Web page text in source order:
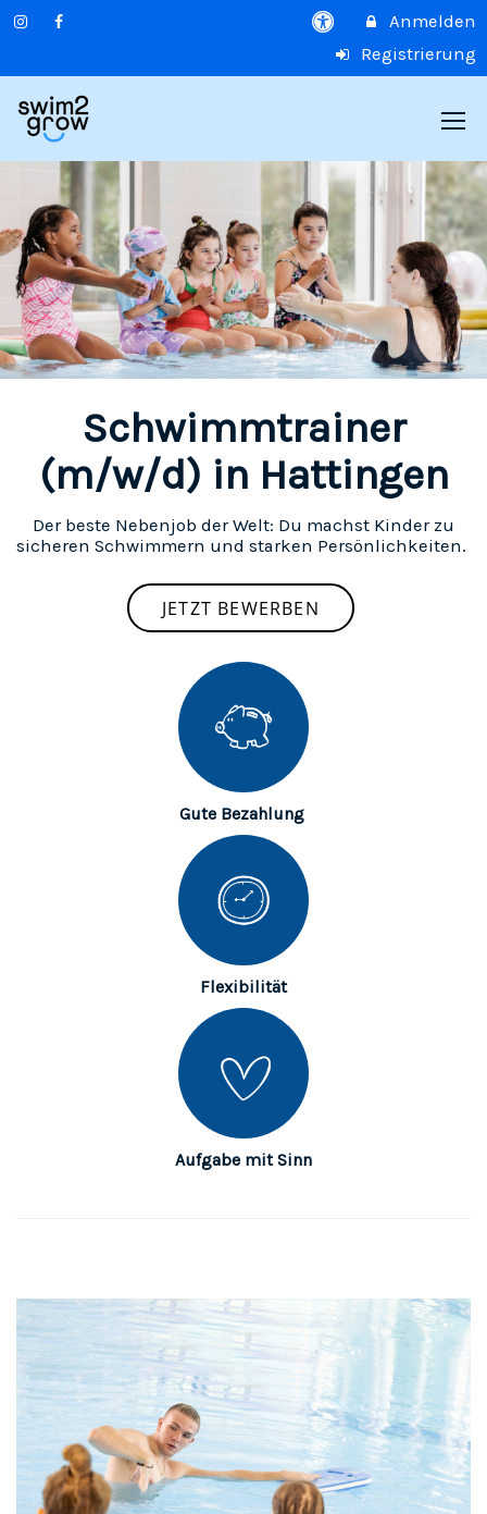
Anmelden
Registrierung
Schwimmtrainer
(m/w/d) in Hattingen
Der beste Nebenjob der Welt: Du machst Kinder zu
sicheren Schwimmern und starken Persönlichkeiten.
JETZT BEWERBEN
Gute Bezahlung
Flexibilität
Aufgabe mit Sinn